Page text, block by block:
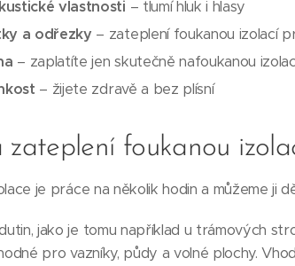
vlastnosti – tlumí hluk i hlasy
a odřezky – zateplení foukanou izolací
– zaplatíte jen skutečně nafoukanou
– žijete zdravě a bez plísní
zateplení foukanou
je práce na několik hodin a můžeme ji
jako je tomu například u trámových
pro vazníky, půdy a volné plochy.